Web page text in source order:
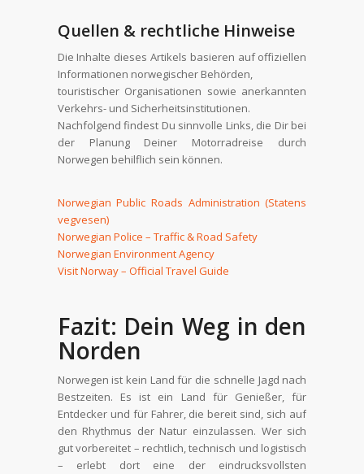
Quellen & rechtliche Hinweise
Die Inhalte dieses Artikels basieren auf offiziellen
Informationen norwegischer Behörden,
touristischer Organisationen sowie anerkannten
Verkehrs- und Sicherheitsinstitutionen.
Nachfolgend findest Du sinnvolle Links, die Dir bei
der Planung Deiner Motorradreise durch
Norwegen behilflich sein können.
Norwegian Public Roads Administration (Statens
vegvesen)
Norwegian Police – Traffic & Road Safety
Norwegian Environment Agency
Visit Norway – Official Travel Guide
Fazit: Dein Weg in den
Norden
Norwegen ist kein Land für die schnelle Jagd nach
Bestzeiten. Es ist ein Land für Genießer, für
Entdecker und für Fahrer, die bereit sind, sich auf
den Rhythmus der Natur einzulassen. Wer sich
gut vorbereitet – rechtlich, technisch und logistisch
– erlebt dort eine der eindrucksvollsten